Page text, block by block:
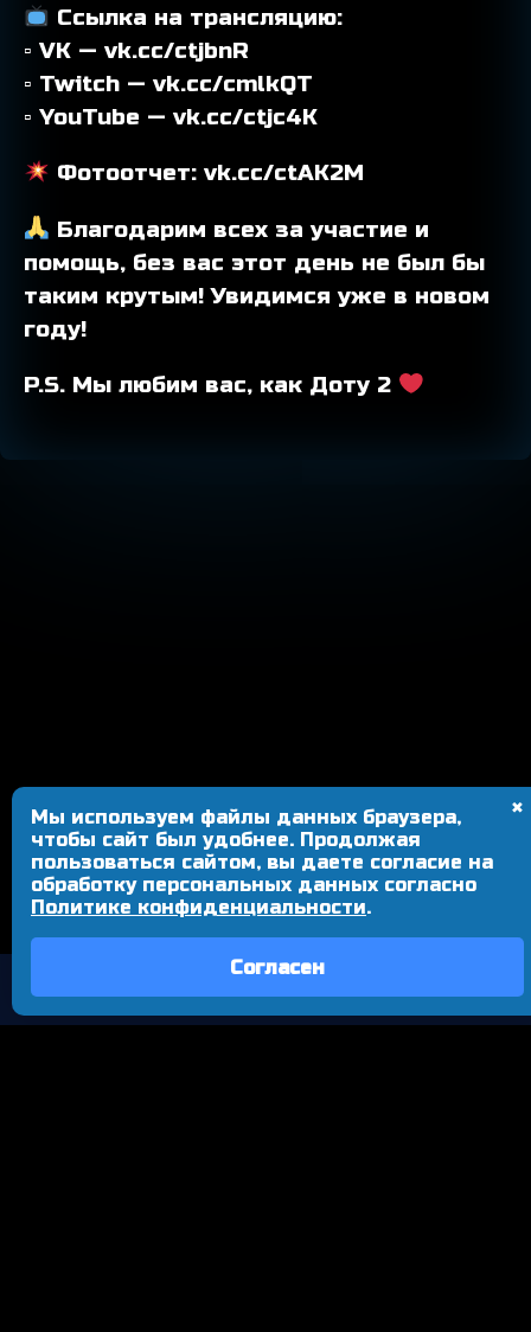
Ссылка на трансляцию:
▫ VK — vk.cc/ctjbnR
▫ Twitch — vk.cc/cmlkQT
▫ YouTube — vk.cc/ctjc4K
Фотоотчет: vk.cc/ctAK2M
Благодарим всех за участие и
помощь, без вас этот день не был бы
таким крутым! Увидимся уже в новом
году!
P.S. Мы любим вас, как Доту 2
Мы используем файлы данных браузера,
чтобы сайт был удобнее. Продолжая
пользоваться сайтом, вы даете согласие на
обработку персональных данных согласно
Политике конфиденциальности.
Согласен
✖